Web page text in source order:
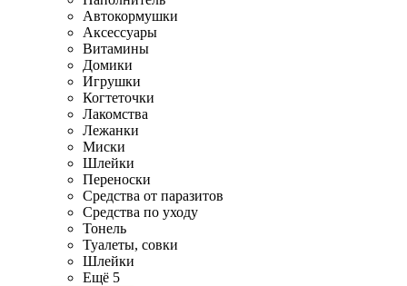
Автокормушки
Аксессуары
Витамины
Домики
Игрушки
Когтеточки
Лакомства
Лежанки
Миски
Шлейки
Переноски
Средства от паразитов
Средства по уходу
Тонель
Туалеты, совки
Шлейки
Ещё 5